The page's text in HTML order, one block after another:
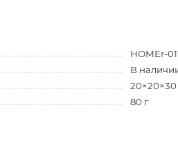
HOMEr-
В
80 г